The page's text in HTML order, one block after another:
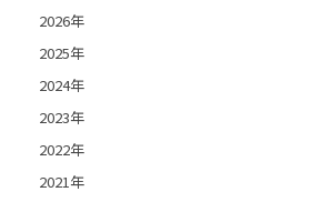
2026年
2025年
2024年
2023年
2022年
2021年